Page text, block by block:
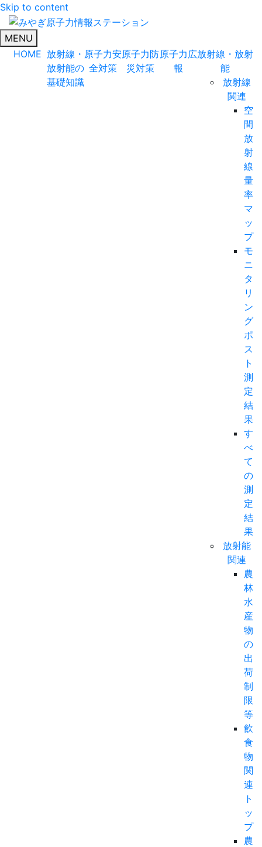
Skip to content
みやぎ原子力情報ステーション
原子力に関する情報を正確に分かりやすくお伝えします。
MENU
HOME 放射線・
放射能の
基礎知識
原子力安
全対策
原子力防
災対策
原子力広
報
放射線・放射
能
放射線
関連
空
間
放
射
線
量
率
マ
ッ
プ
モ
ニ
タ
リ
ン
グ
ポ
ス
ト
測
定
結
果
す
べ
て
の
測
定
結
果
放射能
関連
農
林
水
産
物
の
出
荷
制
限
等
飲
食
物
関
連
ト
ッ
プ
農